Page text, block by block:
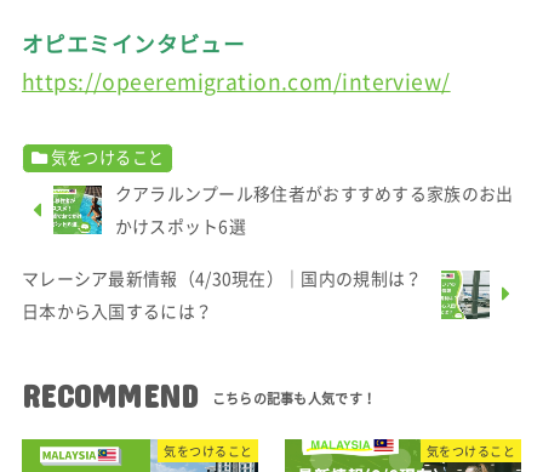
オピエミインタビュー
https://opeeremigration.com/interview/
気をつけること
クアラルンプール移住者がおすすめする家族のお出
かけスポット6選
マレーシア最新情報（4/30現在）｜国内の規制は？
日本から入国するには？
RECOMMEND
気をつけること 気をつけること